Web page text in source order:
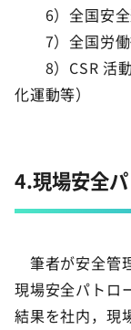
6）全国安全
7）全国労働
8）CSR 活動
化運動等）
4.現場安全
筆者が安全管
現場安全パトロ
結果を社内，現